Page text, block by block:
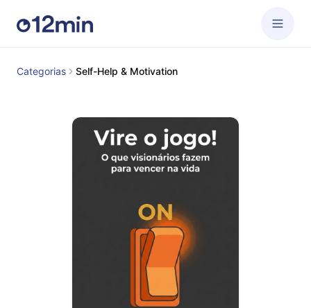
Categorias Self-Help & Motivation